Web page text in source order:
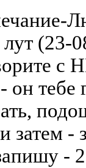
лут (23-
с
он тебе
затем -
-